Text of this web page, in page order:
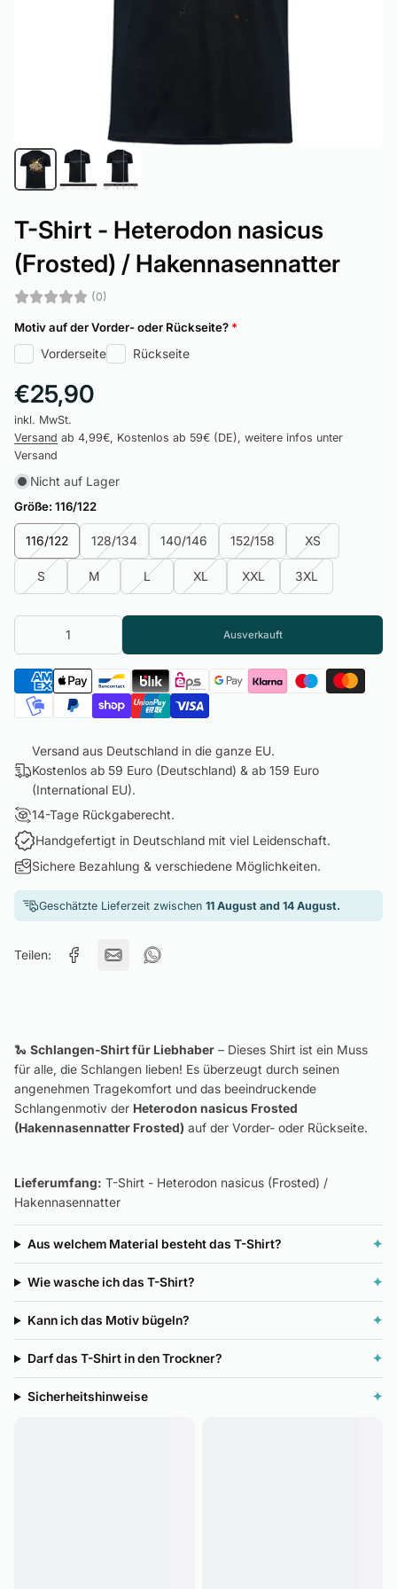
T-Shirt - Heterodon nasicus
(Frosted) / Hakennasennatter
(0)
Motiv auf der Vorder- oder Rückseite? *
Vorderseite
Rückseite
€25,90
inkl. MwSt.
Versand ab 4,99€, Kostenlos ab 59€ (DE), weitere infos unter
Versand
Nicht auf Lager
Größe: 116/122
116/122 128/134 140/146 152/158 XS
S M L XL XXL 3XL
Ausverkauft
Versand aus Deutschland in die ganze EU.
Kostenlos ab 59 Euro (Deutschland) & ab 159 Euro
(International EU).
14-Tage Rückgaberecht.
Handgefertigt in Deutschland mit viel Leidenschaft.
Sichere Bezahlung & verschiedene Möglichkeiten.
Geschätzte Lieferzeit zwischen 11 August and 14 August.
Teilen:
🐍 Schlangen-Shirt für Liebhaber – Dieses Shirt ist ein Muss
für alle, die Schlangen lieben! Es überzeugt durch seinen
angenehmen Tragekomfort und das beeindruckende
Schlangenmotiv der Heterodon nasicus Frosted
(Hakennasennatter Frosted) auf der Vorder- oder Rückseite.
Lieferumfang: T-Shirt - Heterodon nasicus (Frosted) /
Hakennasennatter
Aus welchem Material besteht das T-Shirt? ✦
Wie wasche ich das T-Shirt? ✦
Kann ich das Motiv bügeln? ✦
Darf das T-Shirt in den Trockner? ✦
Sicherheitshinweise ✦